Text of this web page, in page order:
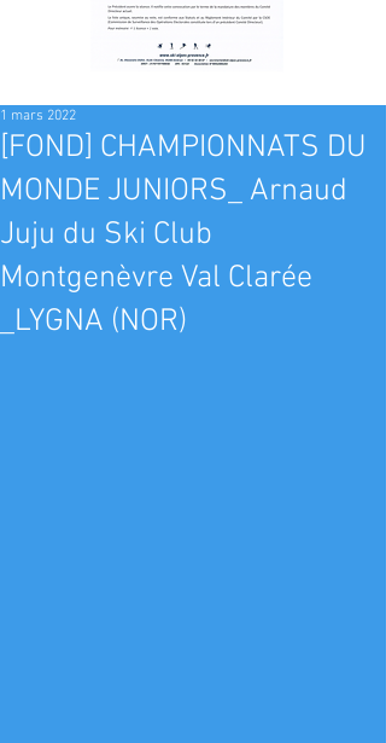
[FOND] CHAMPIONNATS DU
MONDE JUNIORS_ Arnaud
Juju du Ski Club
Montgenèvre Val Clarée
_LYGNA (NOR)
1 mars 2022